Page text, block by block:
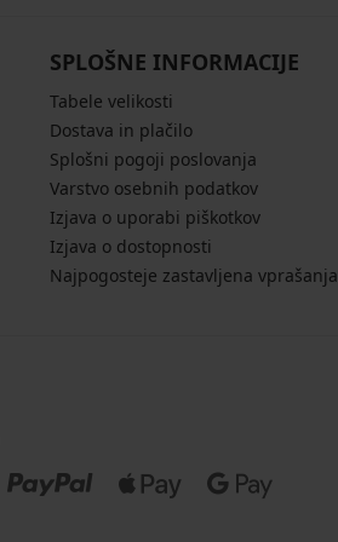
SPLOŠNE INFORMACIJE
Tabele velikosti
Dostava in plačilo
Splošni pogoji poslovanja
Varstvo osebnih podatkov
Izjava o uporabi piškotkov
Izjava o dostopnosti
Najpogosteje zastavljena vprašanja